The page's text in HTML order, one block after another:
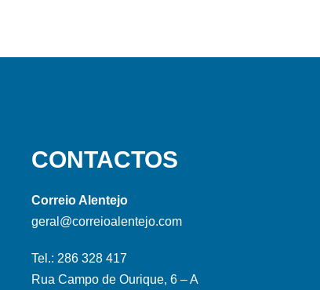
CONTACTOS
Correio Alentejo
geral@correioalentejo.com
Tel.: 286 328 417
Rua Campo de Ourique, 6 – A